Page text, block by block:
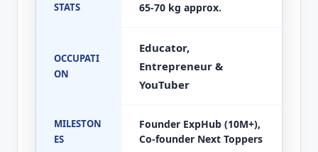
STATS
65-70 kg approx.
OCCUPATI
ON
Educator,
Entrepreneur &
YouTuber
MILESTON
ES
Founder ExpHub (10M+),
Co-founder Next Toppers